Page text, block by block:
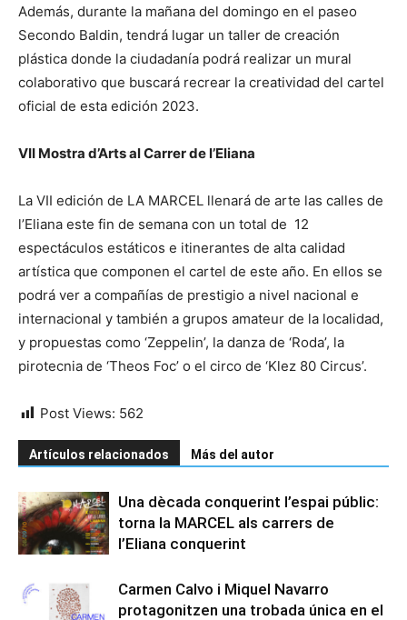
Además, durante la mañana del domingo en el paseo
Secondo Baldin, tendrá lugar un taller de creación
plástica donde la ciudadanía podrá realizar un mural
colaborativo que buscará recrear la creatividad del cartel
oficial de esta edición 2023.
VII Mostra d’Arts al Carrer de l’Eliana
La VII edición de LA MARCEL llenará de arte las calles de
l’Eliana este fin de semana con un total de 12
espectáculos estáticos e itinerantes de alta calidad
artística que componen el cartel de este año. En ellos se
podrá ver a compañías de prestigio a nivel nacional e
internacional y también a grupos amateur de la localidad,
y propuestas como ‘Zeppelin’, la danza de ‘Roda’, la
pirotecnia de ‘Theos Foc’ o el circo de ‘Klez 80 Circus’.
Post Views: 562
Artículos relacionados Más del autor
Una dècada conquerint l’espai públic:
torna la MARCEL als carrers de
l’Eliana conquerint
Carmen Calvo i Miquel Navarro
protagonitzen una trobada única en el